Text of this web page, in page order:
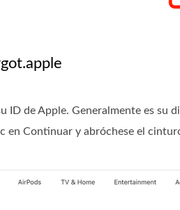
ID de Apple. Generalmente es su
en Continuar y abróchese el